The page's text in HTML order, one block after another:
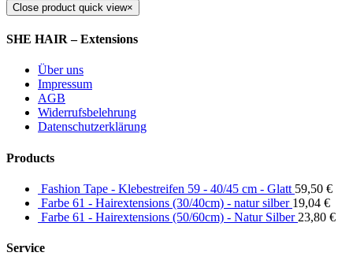
Close product quick view×
SHE HAIR – Extensions
Über uns
Impressum
AGB
Widerrufsbelehrung
Datenschutzerklärung
Products
Fashion Tape - Klebestreifen 59 - 40/45 cm - Glatt 59,50 €
Farbe 61 - Hairextensions (30/40cm) - natur silber 19,04 €
Farbe 61 - Hairextensions (50/60cm) - Natur Silber 23,80 €
Service